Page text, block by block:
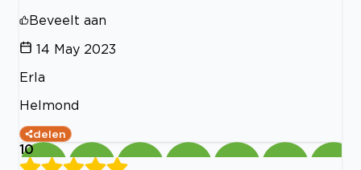
Beveelt aan
14 May 2023
ErIa
Helmond
delen
10